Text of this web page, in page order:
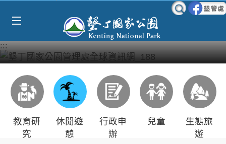
:::
教育研
究
休閒遊
憩
行政申
辦
兒童
生態旅
遊